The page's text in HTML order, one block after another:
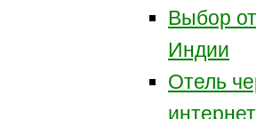
Выбор
Индии
Отель